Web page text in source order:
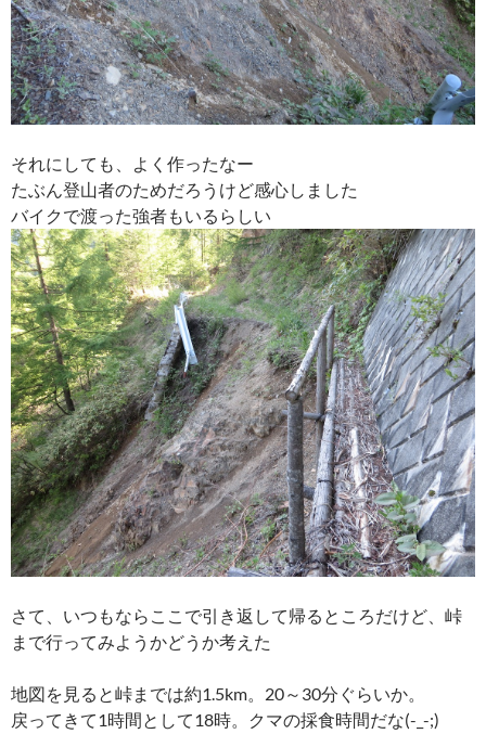
それにしても、よく作ったなー
たぶん登山者のためだろうけど感心しました
バイクで渡った強者もいるらしい
さて、いつもならここで引き返して帰るところだけど、峠
まで行ってみようかどうか考えた
地図を見ると峠までは約1.5km。20～30分ぐらいか。
戻ってきて1時間として18時。クマの採食時間だな(-_-;)